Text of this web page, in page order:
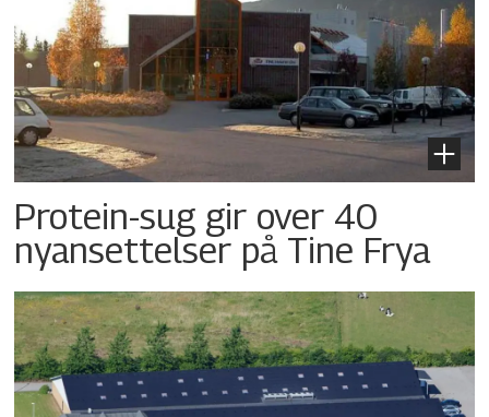
Protein-sug gir over 40
nyansettelser på Tine Frya